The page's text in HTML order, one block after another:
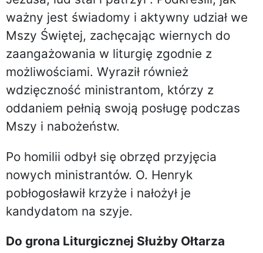
ważny jest świadomy i aktywny udział we
Mszy Świętej, zachęcając wiernych do
zaangażowania w liturgię zgodnie z
możliwościami. Wyraził również
wdzięczność ministrantom, którzy z
oddaniem pełnią swoją posługę podczas
Mszy i nabożeństw.
Po homilii odbył się obrzęd przyjęcia
nowych ministrantów. O. Henryk
pobłogosławił krzyże i nałożył je
kandydatom na szyje.
Do grona Liturgicznej Służby Ołtarza